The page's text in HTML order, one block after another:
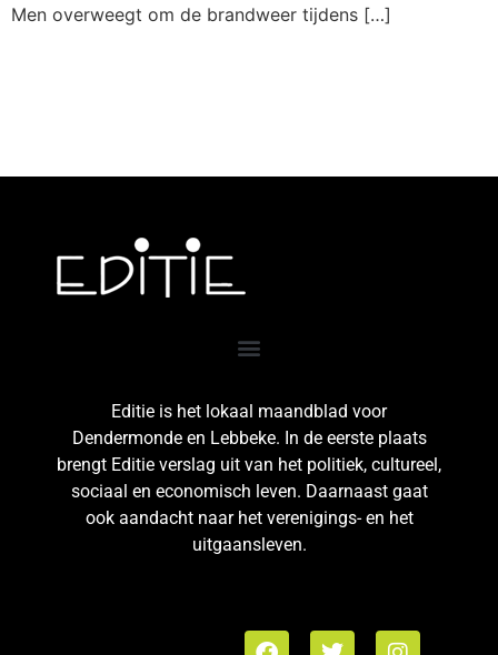
Men overweegt om de brandweer tijdens […]
Editie is het lokaal maandblad voor
Dendermonde en Lebbeke. In de eerste plaats
brengt Editie verslag uit van het politiek, cultureel,
sociaal en economisch leven. Daarnaast gaat
ook aandacht naar het verenigings- en het
uitgaansleven.